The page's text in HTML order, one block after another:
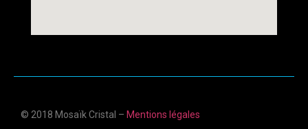
© 2018 Mosaïk Cristal – Mentions légales